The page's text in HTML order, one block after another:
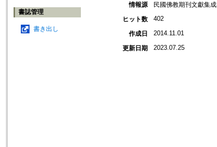
書誌管理
書き出し
情報源
民國佛教期刊文獻集
ヒット数
402
作成日 2014.11.01
更新日期 2023.07.25